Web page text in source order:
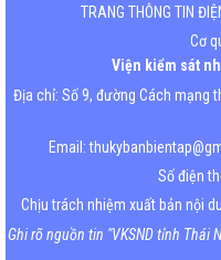
TRANG THÔNG TIN
Cơ
Viện kiểm sát
Địa chỉ: Số 9, đường Cách mạng
Email:
Số điện
Chịu trách nhiệm xuất bản nội
Ghi rõ nguồn tin "VKSND tỉnh Thái